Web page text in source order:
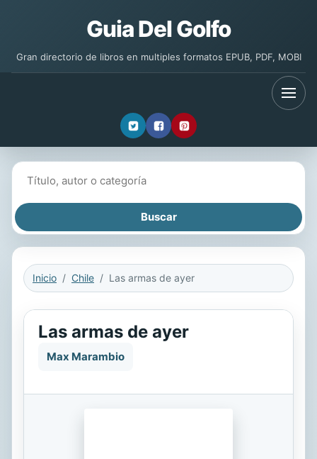
Guia Del Golfo
Gran directorio de libros en multiples formatos EPUB, PDF, MOBI
Inicio Chile Las armas de ayer
Las armas de ayer
Max Marambio